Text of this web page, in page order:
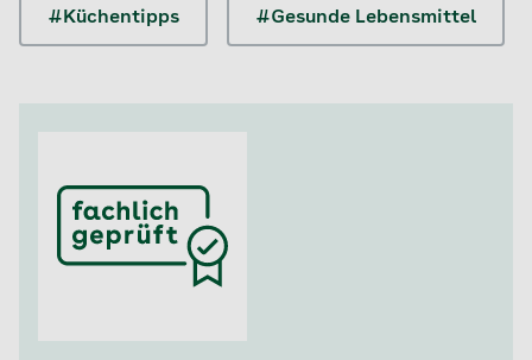
#Küchentipps #Gesunde Lebensmittel